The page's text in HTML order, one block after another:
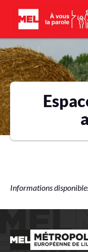
Aller au contenu
Informations